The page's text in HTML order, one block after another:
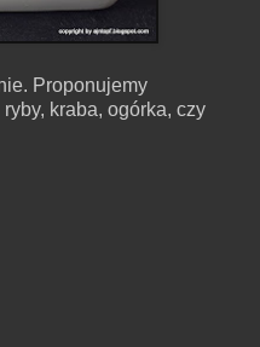
Proponujemy
kraba, ogórka, czy